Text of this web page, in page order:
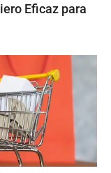
Eficaz para